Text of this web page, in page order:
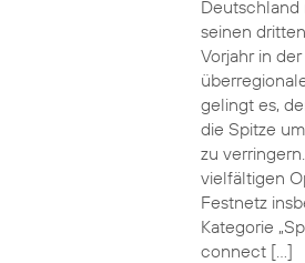
Deutschland
seinen
Vorjahr in
gelingt es,
die Spitze
zu
vielfältigen
Festnetz
Kategorie
connect […]